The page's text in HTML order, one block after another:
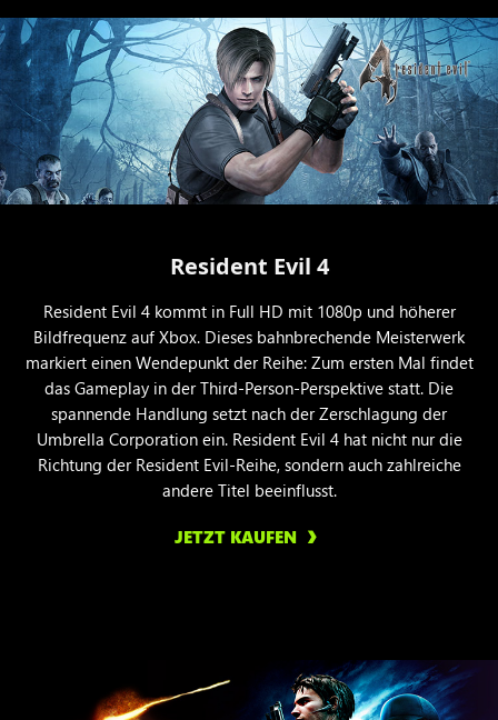
Resident Evil 4
Resident Evil 4 kommt in Full HD mit 1080p und höherer
Bildfrequenz auf Xbox. Dieses bahnbrechende Meisterwerk
markiert einen Wendepunkt der Reihe: Zum ersten Mal findet
das Gameplay in der Third-Person-Perspektive statt. Die
spannende Handlung setzt nach der Zerschlagung der
Umbrella Corporation ein. Resident Evil 4 hat nicht nur die
Richtung der Resident Evil-Reihe, sondern auch zahlreiche
andere Titel beeinflusst.
JETZT KAUFEN